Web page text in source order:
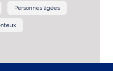
Personnes âgées